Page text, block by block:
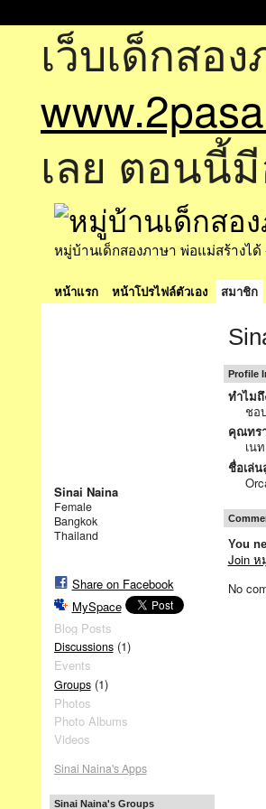
เว็บเด็กสอ
เลย ตอนนี้
หมู่บ้านเด็กสองภาษา พ่อแม่สร้างไ
หน้าแรก หน้าโปรไฟล์ตัวเอง สมาชิก
Sinai Naina
Female
Bangkok
Thailand
Share on Facebook
MySpace
Blog Posts
Discussions(1)
Events
Groups(1)
Photos
Photo Albums
Videos
Sinai Naina's Apps
Sinai Naina's Groups
Profile
ทำไมถึ
ชอ
คุณทร
เนท
ชื่อเล่น
You
Join ห
No